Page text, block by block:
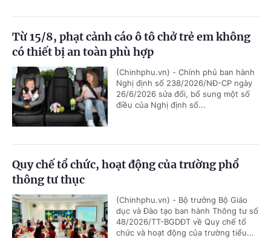
Từ 15/8, phạt cảnh cáo ô tô chở trẻ em không
có thiết bị an toàn phù hợp
(Chinhphu.vn) - Chính phủ ban hành
Nghị định số 238/2026/NĐ-CP ngày
26/6/2026 sửa đổi, bổ sung một số
điều của Nghị định số...
Quy chế tổ chức, hoạt động của trường phổ
thông tư thục
(Chinhphu.vn) - Bộ trưởng Bộ Giáo
dục và Đào tạo ban hành Thông tư số
48/2026/TT-BGDĐT về Quy chế tổ
chức và hoạt động của trường tiểu...